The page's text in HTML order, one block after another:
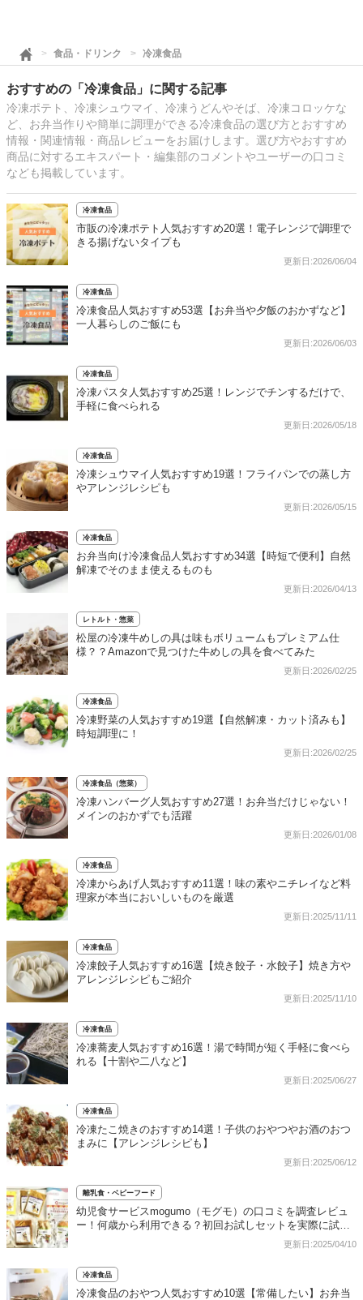
食品・ドリンク 冷凍食品
おすすめの「冷凍食品」に関する記事
冷凍ポテト、冷凍シュウマイ、冷凍うどんやそば、冷凍コロッケな
ど、お弁当作りや簡単に調理ができる冷凍食品の選び方とおすすめ
情報・関連情報・商品レビューをお届けします。選び方やおすすめ
商品に対するエキスパート・編集部のコメントやユーザーの口コミ
なども掲載しています。
冷凍食品
市販の冷凍ポテト人気おすすめ20選！電子レンジで調理で
きる揚げないタイプも
更新日:2026/06/04
冷凍食品
冷凍食品人気おすすめ53選【お弁当や夕飯のおかずなど】
一人暮らしのご飯にも
更新日:2026/06/03
冷凍食品
冷凍パスタ人気おすすめ25選！レンジでチンするだけで、
手軽に食べられる
更新日:2026/05/18
冷凍食品
冷凍シュウマイ人気おすすめ19選！フライパンでの蒸し方
やアレンジレシピも
更新日:2026/05/15
冷凍食品
お弁当向け冷凍食品人気おすすめ34選【時短で便利】自然
解凍でそのまま使えるものも
更新日:2026/04/13
レトルト・惣菜
松屋の冷凍牛めしの具は味もボリュームもプレミアム仕
様？？Amazonで見つけた牛めしの具を食べてみた
更新日:2026/02/25
冷凍食品
冷凍野菜の人気おすすめ19選【自然解凍・カット済みも】
時短調理に！
更新日:2026/02/25
冷凍食品（惣菜）
冷凍ハンバーグ人気おすすめ27選！お弁当だけじゃない！
メインのおかずでも活躍
更新日:2026/01/08
冷凍食品
冷凍からあげ人気おすすめ11選！味の素やニチレイなど料
理家が本当においしいものを厳選
更新日:2025/11/11
冷凍食品
冷凍餃子人気おすすめ16選【焼き餃子・水餃子】焼き方や
アレンジレシピもご紹介
更新日:2025/11/10
冷凍食品
冷凍蕎麦人気おすすめ16選！湯で時間が短く手軽に食べら
れる【十割や二八など】
更新日:2025/06/27
冷凍食品
冷凍たこ焼きのおすすめ14選！子供のおやつやお酒のおつ
まみに【アレンジレシピも】
更新日:2025/06/12
離乳食・ベビーフード
幼児食サービスmogumo（モグモ）の口コミを調査レビュ
ー！何歳から利用できる？初回お試しセットを実際に試し
更新日:2025/04/10
冷凍食品
冷凍食品のおやつ人気おすすめ10選【常備したい】お弁当